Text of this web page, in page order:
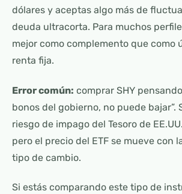
dólares y aceptas algo más de
deuda ultracorta. Para muchos
mejor como complemento que como
renta fija.
Error común: comprar SHY
bonos del gobierno, no puede bajar”.
riesgo de impago del Tesoro de
pero el precio del ETF se mueve con
tipo de cambio.
Si estás comparando este tipo de